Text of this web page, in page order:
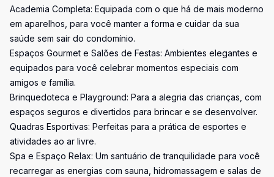
Academia Completa: Equipada com o que há de mais moderno
em aparelhos, para você manter a forma e cuidar da sua
saúde sem sair do condomínio.
Espaços Gourmet e Salões de Festas: Ambientes elegantes e
equipados para você celebrar momentos especiais com
amigos e família.
Brinquedoteca e Playground: Para a alegria das crianças, com
espaços seguros e divertidos para brincar e se desenvolver.
Quadras Esportivas: Perfeitas para a prática de esportes e
atividades ao ar livre.
Spa e Espaço Relax: Um santuário de tranquilidade para você
recarregar as energias com sauna, hidromassagem e salas de